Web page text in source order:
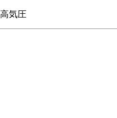
気圧